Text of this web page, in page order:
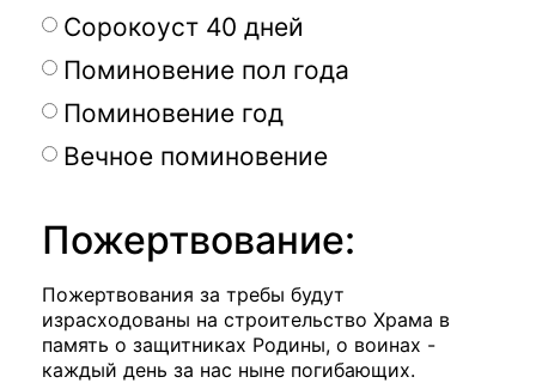
Сорокоуст 40 дней
Поминовение пол года
Поминовение год
Вечное поминовение
Пожертвование:
Пожертвования за требы будут
израсходованы на строительство Храма в
память о защитниках Родины, о воинах -
каждый день за нас ныне погибающих.